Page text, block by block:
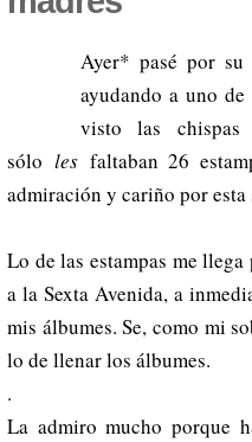
Ayer* pasé por
ayudando a uno
visto las
sólolesfaltaban 26
admiración y cariño por esta
Lo de las estampas me
a la Sexta Avenida, a
mis álbumes. Se, como mi
lo de llenar los álbumes.
.
La admiro mucho porque